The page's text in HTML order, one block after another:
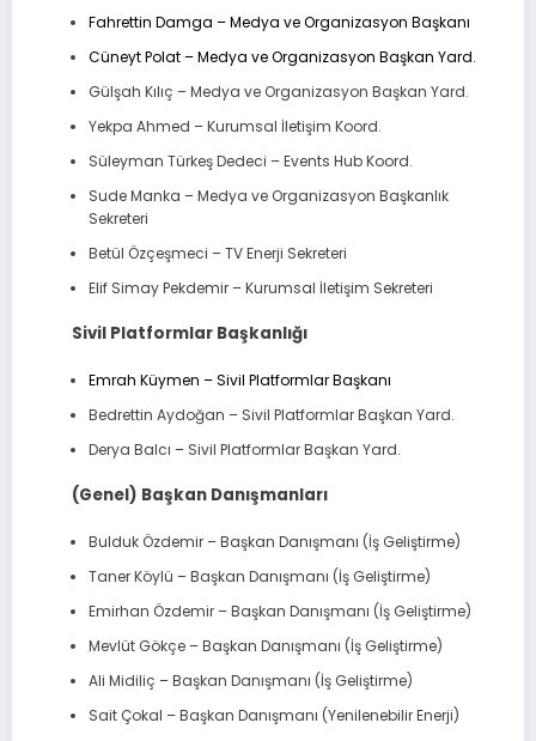
Fahrettin Damga – Medya ve Organizasyon Başkanı
Cüneyt Polat – Medya ve Organizasyon Başkan Yard.
Gülşah Kılıç – Medya ve Organizasyon Başkan Yard.
Yekpa Ahmed – Kurumsal İletişim Koord.
Süleyman Türkeş Dedeci – Events Hub Koord.
Sude Manka – Medya ve Organizasyon Başkanlık
Sekreteri
Betül Özçeşmeci – TV Enerji Sekreteri
Elif Simay Pekdemir – Kurumsal İletişim Sekreteri
Sivil Platformlar Başkanlığı
Emrah Küymen – Sivil Platformlar Başkanı
Bedrettin Aydoğan – Sivil Platformlar Başkan Yard.
Derya Balcı – Sivil Platformlar Başkan Yard.
(Genel) Başkan Danışmanları
Bulduk Özdemir – Başkan Danışmanı (İş Geliştirme)
Taner Köylü – Başkan Danışmanı (İş Geliştirme)
Emirhan Özdemir – Başkan Danışmanı (İş Geliştirme)
Mevlüt Gökçe – Başkan Danışmanı (İş Geliştirme)
Ali Midiliç – Başkan Danışmanı (İş Geliştirme)
Sait Çokal – Başkan Danışmanı (Yenilenebilir Enerji)